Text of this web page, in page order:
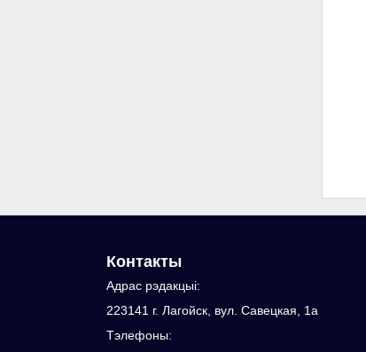
Контакты
Адрас рэдакцыi:
223141 г. Лагойск, вул. Савецкая, 1а
Тэлефоны: